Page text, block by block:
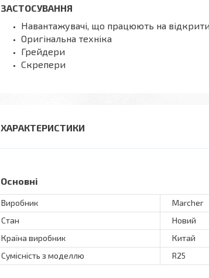
ЗАСТОСУВАННЯ
Навантажувачі, що працюють на
Оригінальна техніка
Грейдери
Скрепери
ХАРАКТЕРИСТИКИ
Основні
Виробник
Marcher
Стан
Новий
Країна виробник
Китай
Сумісність з моделлю
R25